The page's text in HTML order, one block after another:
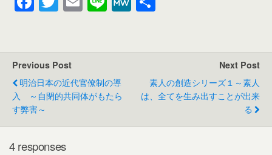
a
e
b
o
o
k
wi
er
m n e
Previous Post
明治日本の近代官僚制の導
入 ～自閉的共同体がもたら
す弊害～
Next Post
素人の創造シリーズ１～素人
は、全てを生み出すことが出来
る
4 responses